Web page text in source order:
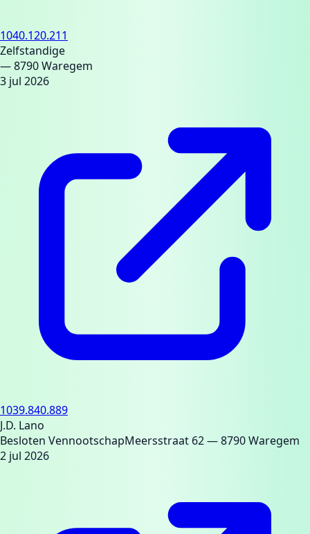
1040.120.211
Zelfstandige
— 8790 Waregem
3 jul 2026
1039.840.889
J.D. Lano
Besloten VennootschapMeersstraat 62— 8790 Waregem
2 jul 2026